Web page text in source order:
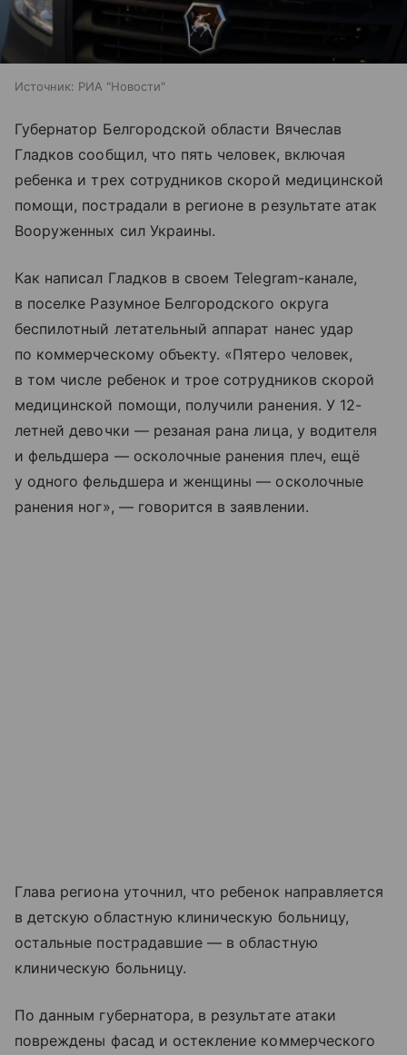
Источник: РИА "Новости"
Губернатор Белгородской области Вячеслав
Гладков сообщил, что пять человек, включая
ребенка и трех сотрудников скорой медицинской
помощи, пострадали в регионе в результате атак
Вооруженных сил Украины.
Как написал Гладков в своем Telegram-канале,
в поселке Разумное Белгородского округа
беспилотный летательный аппарат нанес удар
по коммерческому объекту. «Пятеро человек,
в том числе ребенок и трое сотрудников скорой
медицинской помощи, получили ранения. У 12-
летней девочки — резаная рана лица, у водителя
и фельдшера — осколочные ранения плеч, ещё
у одного фельдшера и женщины — осколочные
ранения ног», — говорится в заявлении.
Глава региона уточнил, что ребенок направляется
в детскую областную клиническую больницу,
остальные пострадавшие — в областную
клиническую больницу.
По данным губернатора, в результате атаки
повреждены фасад и остекление коммерческого